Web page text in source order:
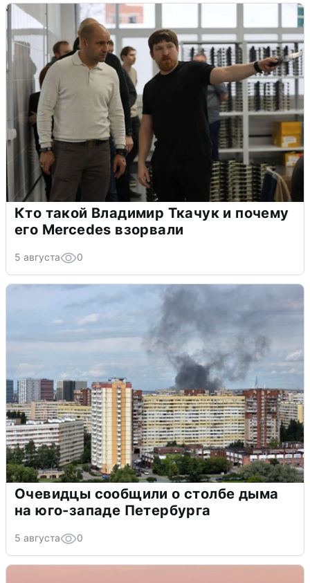
Кто такой Владимир Ткачук и почему
его Mercedes взорвали
5 августа 0
Очевидцы сообщили о столбе дыма
на юго-западе Петербурга
5 августа 0